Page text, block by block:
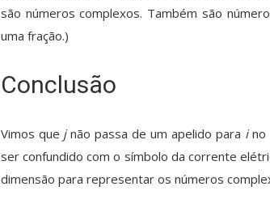
são números complexos. Também são
uma fração.)
Conclusão
Vimos que jnão passa de um apelido para ino
ser confundido com o símbolo da corrente
dimensão para representar os números